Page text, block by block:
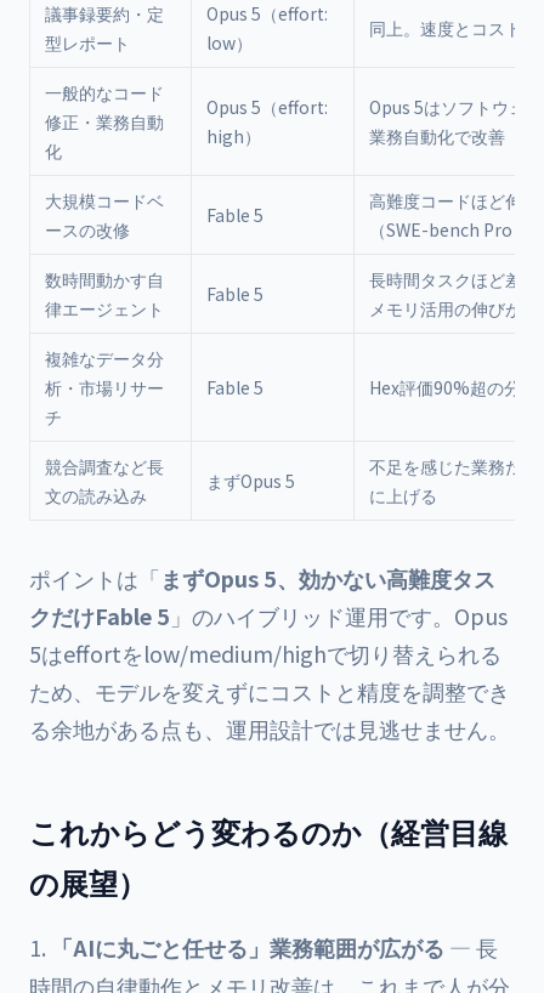
議事録要約・定
型レポート
Opus 5（effort:
low）
同上。速度とコストを
一般的なコード
修正・業務自動
化
Opus 5（effort:
high）
Opus 5はソフトウェ
業務自動化で改善
大規模コードベ
ースの改修
Fable 5
高難度コードほど伸び
（SWE-bench Pro）
数時間動かす自
律エージェント
Fable 5
長時間タスクほど差
メモリ活用の伸びが
複雑なデータ分
析・市場リサー
チ
Fable 5 Hex評価90%超の分析
競合調査など長
文の読み込み
まずOpus 5
不足を感じた業務だ
に上げる
ポイントは「まずOpus 5、効かない高難度タス
クだけFable 5 」のハイブリッド運用です。Opus
5はeffortをlow/medium/highで切り替えられる
ため、モデルを変えずにコストと精度を調整でき
る余地がある点も、運用設計では見逃せません。
これからどう変わるのか（経営目線
の展望）
「AIに丸ごと任せる」業務範囲が広がる — 長
時間の自律動作とメモリ改善は、これまで人が分